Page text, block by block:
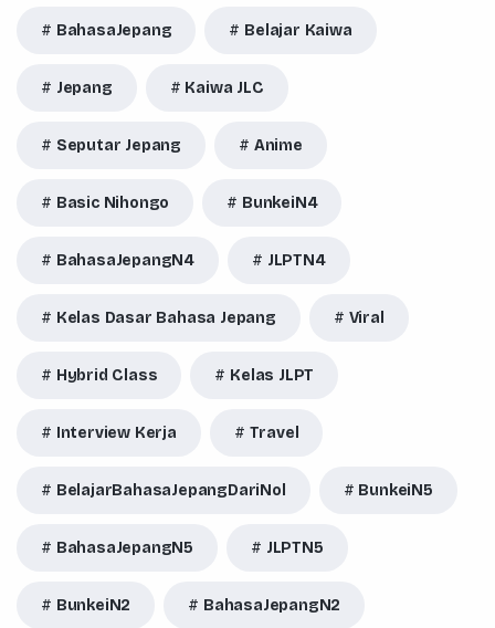
BahasaJepang Belajar Kaiwa
Jepang Kaiwa JLC
Seputar Jepang Anime
Basic Nihongo BunkeiN4
BahasaJepangN4 JLPTN4
Kelas Dasar Bahasa Jepang Viral
Hybrid Class Kelas JLPT
Interview Kerja Travel
BelajarBahasaJepangDariNol BunkeiN5
BahasaJepangN5 JLPTN5
BunkeiN2 BahasaJepangN2